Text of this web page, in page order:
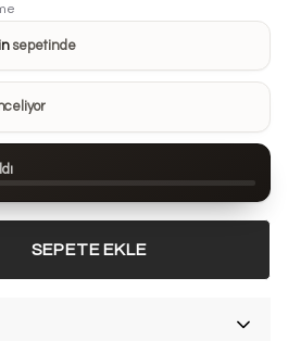
sepetinde
ekledi
kezgörüntülendi
SEPETE EKLE